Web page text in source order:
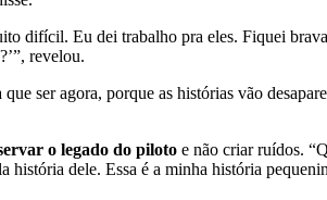
difícil. Eu dei trabalho pra eles. Fiquei
revelou.
ser agora, porque as histórias vão
o legado do piloto e não criar ruídos.
história dele. Essa é a minha história